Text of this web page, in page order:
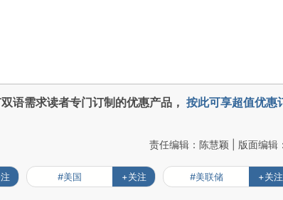
语需求读者专门订制的优惠产品， 按此可享超值优惠
责任编辑：陈慧颖 | 版面编辑
#美国 +关注 #美联储 +关注